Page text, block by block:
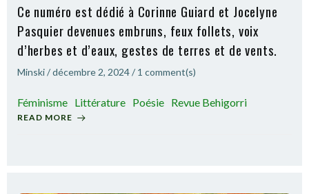
Ce numéro est dédié à Corinne Guiard et Jocelyne
Pasquier devenues embruns, feux follets, voix
d’herbes et d’eaux, gestes de terres et de vents.
Minski/décembre 2, 2024/ 1 comment(s)
Féminisme Littérature Poésie Revue Behigorri
READ MORE